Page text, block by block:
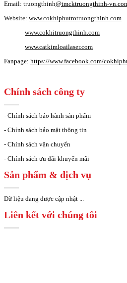
Email: truongthinh@tmcktruongthinh-
Website: www.cokhiphutrotruongthinh.com
www.cokhitruongthinh.com
www.catkimloailaser.com
Fanpage: https://www.facebook.com/
Chính sách công ty
- Chính sách bảo hành sản phẩm
- Chính sách bảo mật thông tin
- Chính sách vận chuyển
- Chính sách ưu đãi khuyến mãi
Sản phẩm & dịch vụ
Dữ liệu đang được cập nhật ...
Liên kết với chúng tôi